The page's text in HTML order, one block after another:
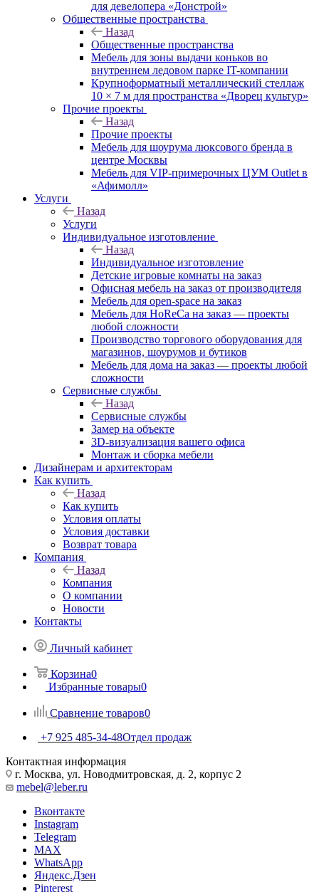
для девелопера «Донстрой»
Общественные пространства
Назад
Общественные пространства
Мебель для зоны выдачи коньков во
внутреннем ледовом парке IT-компании
Крупноформатный металлический стеллаж
10 × 7 м для пространства «Дворец культур»
Прочие проекты
Назад
Прочие проекты
Мебель для шоурума люксового бренда в
центре Москвы
Мебель для VIP-примерочных ЦУМ Outlet в
«Афимолл»
Услуги
Назад
Услуги
Индивидуальное изготовление
Назад
Индивидуальное изготовление
Детские игровые комнаты на заказ
Офисная мебель на заказ от производителя
Мебель для open-space на заказ
Мебель для HoReCa на заказ — проекты
любой сложности
Производство торгового оборудования для
магазинов, шоурумов и бутиков
Мебель для дома на заказ — проекты любой
сложности
Сервисные службы
Назад
Сервисные службы
Замер на объекте
3D-визуализация вашего офиса
Монтаж и сборка мебели
Дизайнерам и архитекторам
Как купить
Назад
Как купить
Условия оплаты
Условия доставки
Возврат товара
Компания
Назад
Компания
О компании
Новости
Контакты
Личный кабинет
Корзина0
Избранные товары0
Сравнение товаров0
+7 925 485-34-48Отдел продаж
Контактная информация
г. Москва, ул. Новодмитровская, д. 2, корпус 2
mebel@leber.ru
Вконтакте
Instagram
Telegram
MAX
WhatsApp
Яндекс.Дзен
Pinterest